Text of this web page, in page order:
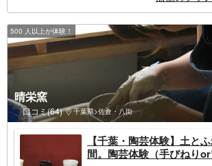
500 人以上が体験！
晴栄窯
口コミ(64) 千葉県>佐倉・八街
【千葉・陶芸体験】土と
間。陶芸体験（手びねりor